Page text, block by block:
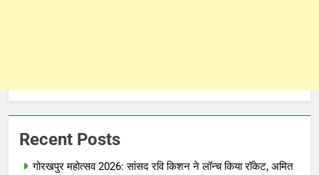
Recent Posts
गोरखपुर महोत्सव 2026: सांसद रवि किशन ने लॉन्च किया रॉकेट, अमित